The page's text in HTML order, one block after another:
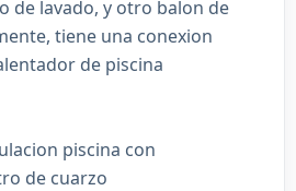
de lavado, y otro balon de
tiene una conexion
de piscina
piscina con
de cuarzo